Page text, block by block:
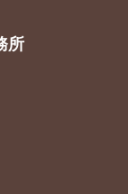
所